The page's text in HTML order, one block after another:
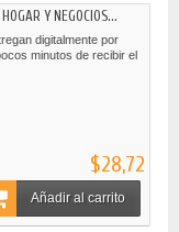
Y NEGOCIOS...
digitalmente por
minutos de recibir el
$28,72
Añadir al carrito